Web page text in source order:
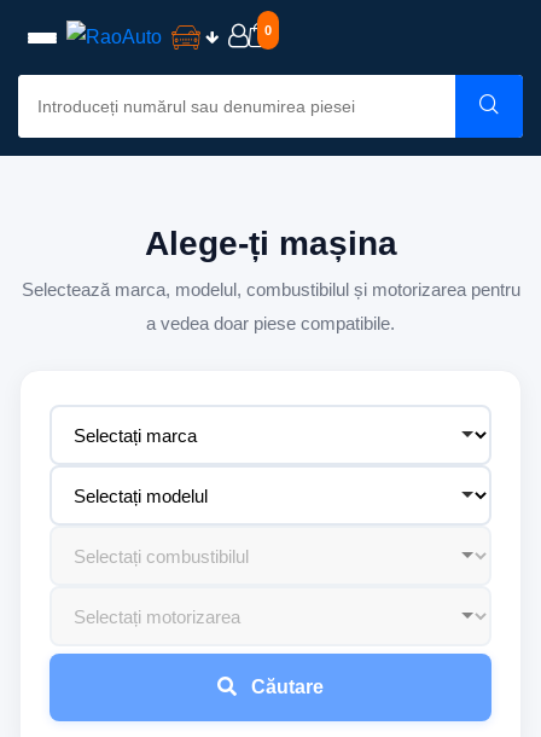
0
Alege-ți mașina
Selectează marca, modelul, combustibilul și motorizarea pentru
a vedea doar piese compatibile.
Căutare